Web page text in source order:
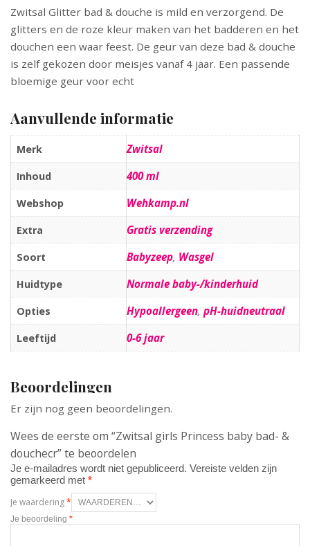
Zwitsal Glitter bad & douche is mild en verzorgend. De
glitters en de roze kleur maken van het badderen en het
douchen een waar feest. De geur van deze bad & douche
is zelf gekozen door meisjes vanaf 4 jaar. Een passende
bloemige geur voor echt
Aanvullende informatie
Merk Zwitsal
Inhoud 400 ml
Webshop Wehkamp.nl
Extra Gratis verzending
Soort Babyzeep, Wasgel
Huidtype Normale baby-/kinderhuid
Opties Hypoallergeen, pH-huidneutraal
Leeftijd 0-6 jaar
Beoordelingen
Er zijn nog geen beoordelingen.
Wees de eerste om “Zwitsal girls Princess baby bad- &
douchecr” te beoordelen
Je e-mailadres wordt niet gepubliceerd. Vereiste velden zijn
gemarkeerd met *
Je waardering*
Je beoordeling *